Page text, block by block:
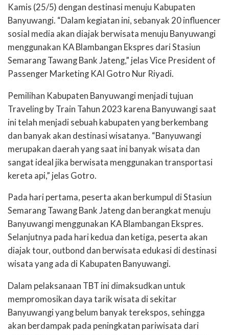
Kamis (25/5) dengan destinasi menuju Kabupaten
Banyuwangi. “Dalam kegiatan ini, sebanyak 20 influencer
sosial media akan diajak berwisata menuju Banyuwangi
menggunakan KA Blambangan Ekspres dari Stasiun
Semarang Tawang Bank Jateng,” jelas Vice President of
Passenger Marketing KAI Gotro Nur Riyadi.
Pemilihan Kabupaten Banyuwangi menjadi tujuan
Traveling by Train Tahun 2023 karena Banyuwangi saat
ini telah menjadi sebuah kabupaten yang berkembang
dan banyak akan destinasi wisatanya. “Banyuwangi
merupakan daerah yang saat ini banyak wisata dan
sangat ideal jika berwisata menggunakan transportasi
kereta api,” jelas Gotro.
Pada hari pertama, peserta akan berkumpul di Stasiun
Semarang Tawang Bank Jateng dan berangkat menuju
Banyuwangi menggunakan KA Blambangan Ekspres.
Selanjutnya pada hari kedua dan ketiga, peserta akan
diajak tour, outbond dan berwisata edukasi di destinasi
wisata yang ada di Kabupaten Banyuwangi.
Dalam pelaksanaan TBT ini dimaksudkan untuk
mempromosikan daya tarik wisata di sekitar
Banyuwangi yang belum banyak terekspos, sehingga
akan berdampak pada peningkatan pariwisata dari